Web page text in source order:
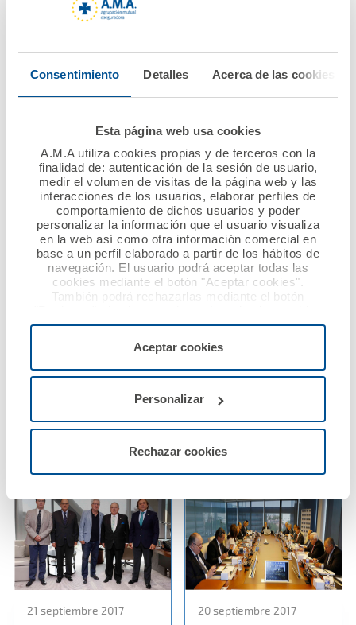
Consentimiento Detalles Acerca de las cookies
Esta página web usa cookies
A.M.A utiliza cookies propias y de terceros con la
finalidad de: autenticación de la sesión de usuario,
medir el volumen de visitas de la página web y las
interacciones de los usuarios, elaborar perfiles de
comportamiento de dichos usuarios y poder
personalizar la información que el usuario visualiza
en la web así como otra información comercial en
base a un perfil elaborado a partir de los hábitos de
navegación. El usuario podrá aceptar todas las
cookies mediante el botón "Aceptar cookies".
También podrá rechazarlas mediante el botón
"Rechazar", donde se rechazarán todas las cookies
menos las necesarias para permitir el acceso a los
configurarlas usando el botón “Personalizar".
Aceptar cookies
Personalizar
Rechazar cookies
Honor de la Real
Academia de Medicina
19 octubre 2017
analiza los retos de
profesional en el
09 octubre 2017
la Medalla de Oro del
Colegio de Médicos de
Ver noticia
21 septiembre 2017 20 septiembre 2017